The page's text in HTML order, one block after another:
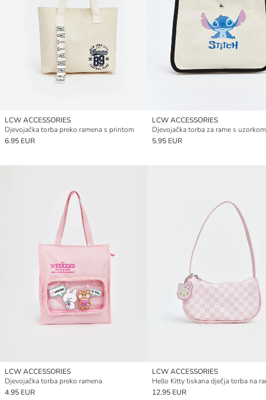
LCW ACCESSORIES
Djevojačka torba preko ramena s printom
6.95 EUR
LCW ACCESSORIES
Djevojačka torba za rame s
5.95 EUR
LCW ACCESSORIES
Djevojačka torba preko ramena
4.95 EUR
LCW ACCESSORIES
Hello Kitty tiskana dječja torba na
12.95 EUR